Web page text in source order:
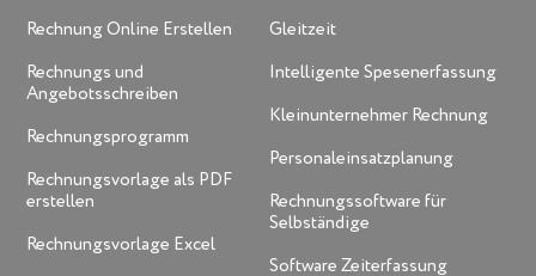
Rechnung Online Erstellen
Rechnungs und
Angebotsschreiben
Rechnungsprogramm
Rechnungsvorlage als PDF
erstellen
Rechnungsvorlage Excel
Gleitzeit
Intelligente Spesenerfassung
Kleinunternehmer Rechnung
Personaleinsatzplanung
Rechnungssoftware für
Selbständige
Software Zeiterfassung